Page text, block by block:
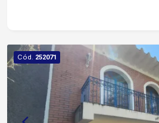
cobertas Corredor dos dois
proporcionando ótima
Cód. 252071